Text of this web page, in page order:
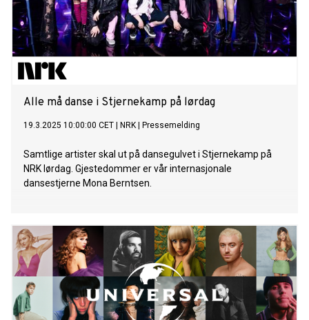
Alle må danse i Stjernekamp på lørdag
19.3.2025 10:00:00 CET NRK Pressemelding
Samtlige artister skal ut på dansegulvet i Stjernekamp på
NRK lørdag. Gjestedommer er vår internasjonale
dansestjerne Mona Berntsen.